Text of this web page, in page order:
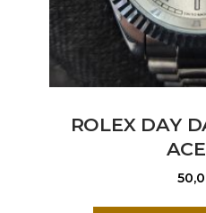
ROLEX DAY